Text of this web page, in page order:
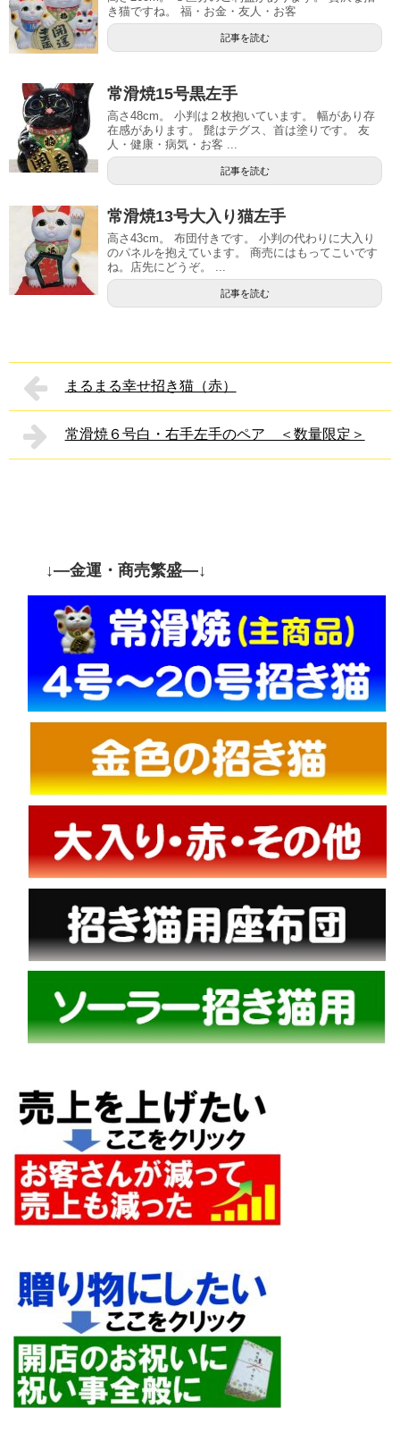
き猫ですね。 福・お金・友人・お客
記事を読む
常滑焼15号黒左手
高さ48cm。 小判は２枚抱いています。 幅があり存
在感があります。 髭はテグス、首は塗りです。 友
人・健康・病気・お客 ...
記事を読む
常滑焼13号大入り猫左手
高さ43cm。 布団付きです。 小判の代わりに大入り
のパネルを抱えています。 商売にはもってこいです
ね。店先にどうぞ。 ...
記事を読む
まるまる幸せ招き猫（赤）
常滑焼６号白・右手左手のペア ＜数量限定＞
↓—金運・商売繁盛—↓